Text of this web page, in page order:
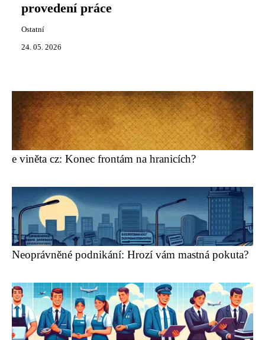
provedení práce
Ostatní
24. 05. 2026
e viněta cz: Konec frontám na hranicích?
Neoprávněné podnikání: Hrozí vám mastná pokuta?